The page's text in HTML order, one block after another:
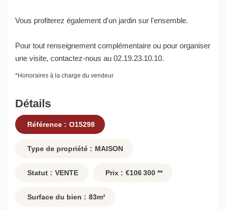
Vous profiterez également d'un jardin sur l'ensemble.
Pour tout renseignement complémentaire ou pour organiser
une visite, contactez-nous au 02.19.23.10.10.
*Honoraires à la charge du vendeur
Détails
Référence : O15298
Type de propriété : MAISON
Statut : VENTE Prix : €106 300 **
Surface du bien : 83m²